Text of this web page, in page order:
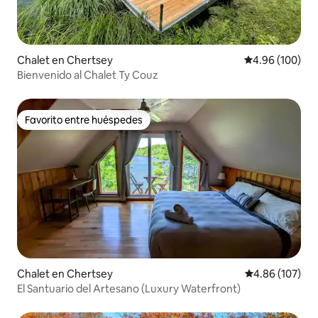
Chalet en Chertsey Calificación
4.96 (100)
Bienvenido al Chalet Ty Couz
Favorito entre huéspedes
Favorito entre huéspedes
Chalet en Chertsey Calificación
4.86 (107)
El Santuario del Artesano (Luxury Waterfront)